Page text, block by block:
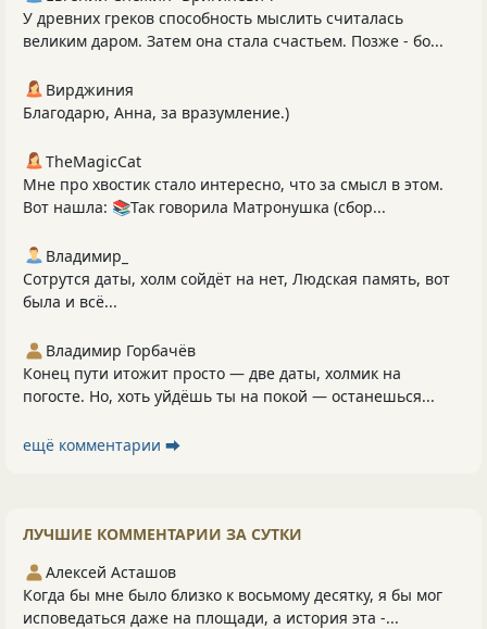
У древних греков способность мыслить считалась
великим даром. Затем она стала счастьем. Позже - бо...
Вирджиния
Благодарю, Анна, за вразумление.)
TheMagicCat
Мне про хвостик стало интересно, что за смысл в этом.
Вот нашла: 📚Так говорила Матронушка (сбор...
Владимир_
Сотрутся даты, холм сойдёт на нет, Людская память, вот
была и всё...
Владимир Горбачёв
Конец пути итожит просто — две даты, холмик на
погосте. Но, хоть уйдёшь ты на покой — останешься...
ещё комментарии ⮕
ЛУЧШИЕ КОММЕНТАРИИ ЗА СУТКИ
Алексей Асташов
Когда бы мне было близко к восьмому десятку, я бы мог
исповедаться даже на площади, а история эта -...